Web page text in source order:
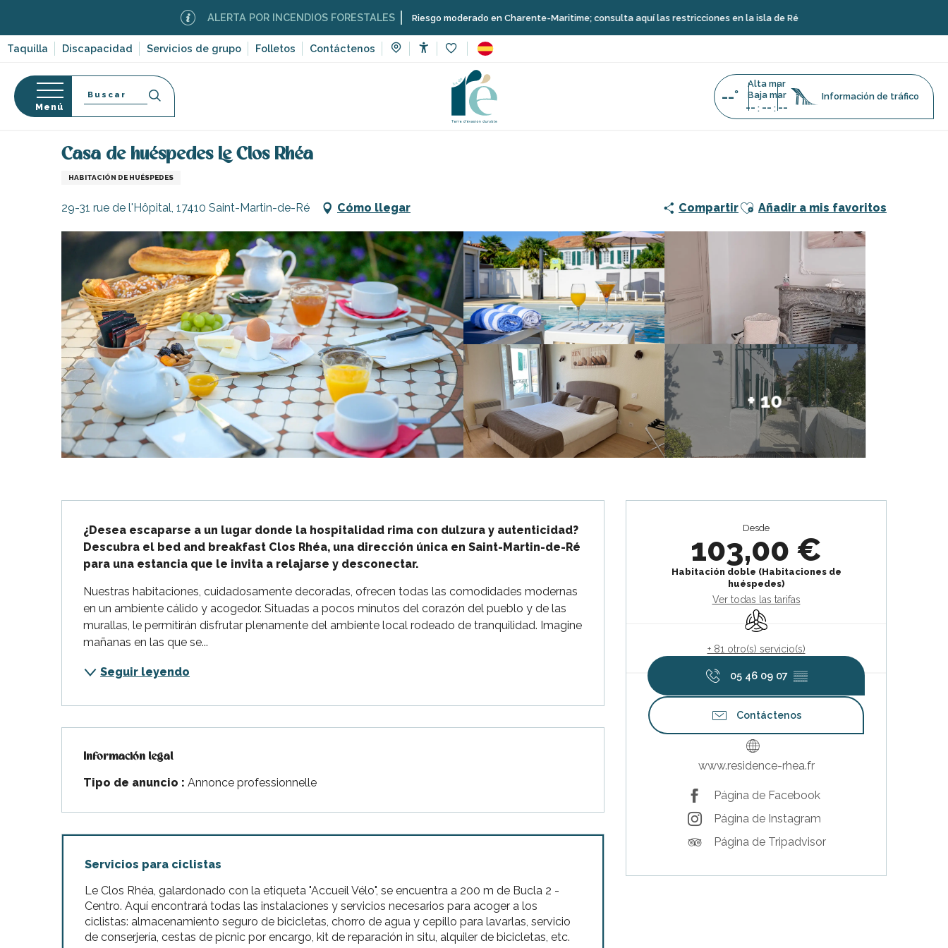
contenu
principal
Taquilla Discapacidad Servicios de grupo Folletos Contáctenos
ALERTA POR INCENDIOS FORESTALES Riesgo moderado en Charente-Maritime; consulta aquí las restricciones en la isla de Ré
Plage-en-
sur-
Portes-en-Ré
Plage
Martin-de-Ré
Marie-de-Ré
Menú
Buscar --°
Alta mar
Baja mar
-- : -- : --
Información de tráfico
Página Web Casa de huéspedes Le Clos Rhéa
Casa de huéspedes Le Clos Rhéa
HABITACIÓN DE HUÉSPEDES
29-31 rue de l'Hôpital, 17410 Saint-Martin-de-Ré Cómo llegar CompartirAjouter aux favoris
Añadir a mis favoritos
+ 10
Desde
103,00 €
Habitación doble (Habitaciones de
huéspedes)
Ver todas las tarifas
Aire Acondicionado
+ 81 otro(s) servicio(s)
05 46 09 07 ▒▒
Contáctenos
www.residence-rhea.fr
Página de Facebook
Página de Instagram
Página de Tripadvisor
¿Desea escaparse a un lugar donde la hospitalidad rima con dulzura y autenticidad?
Descubra el bed and breakfast Clos Rhéa, una dirección única en Saint-Martin-de-Ré
para una estancia que le invita a relajarse y desconectar.
Nuestras habitaciones, cuidadosamente decoradas, ofrecen todas las comodidades modernas
en un ambiente cálido y acogedor. Situadas a pocos minutos del corazón del pueblo y de las
murallas, le permitirán disfrutar plenamente del ambiente local rodeado de tranquilidad. Imagine
mañanas en las que se...
Seguir leyendo
Información legal
Información legal
Tipo de anuncio : Annonce professionnelle
Servicios para ciclistas
Le Clos Rhéa, galardonado con la etiqueta "Accueil Vélo", se encuentra a 200 m de Bucla 2 -
Centro. Aquí encontrará todas las instalaciones y servicios necesarios para acoger a los
ciclistas: almacenamiento seguro de bicicletas, chorro de agua y cepillo para lavarlas, servicio
de conserjería, cestas de picnic por encargo, kit de reparación in situ, alquiler de bicicletas, etc.